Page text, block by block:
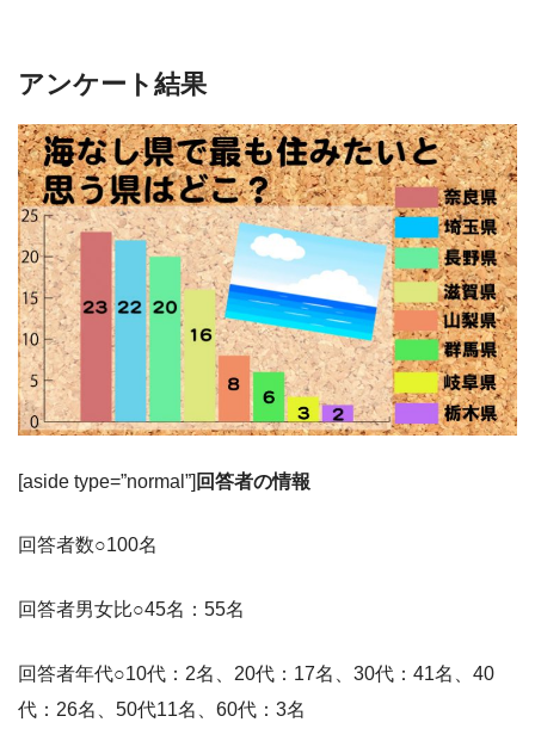
アンケート結果
[aside type=”normal”] 回答者の情報
回答者数○100名
回答者男女比○45名：55名
回答者年代○10代：2名、20代：17名、30代：41名、40
代：26名、50代11名、60代：3名